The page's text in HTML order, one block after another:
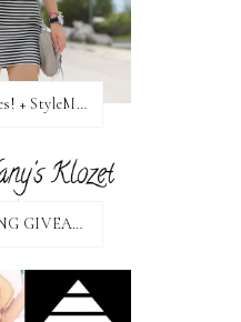
Floral and Stripes! + StyleMint GIVEAWAY!
THANKSGIVING GIVEAWAY!